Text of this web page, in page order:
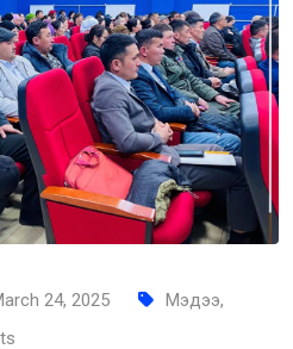
24, 2025
Мэдээ,